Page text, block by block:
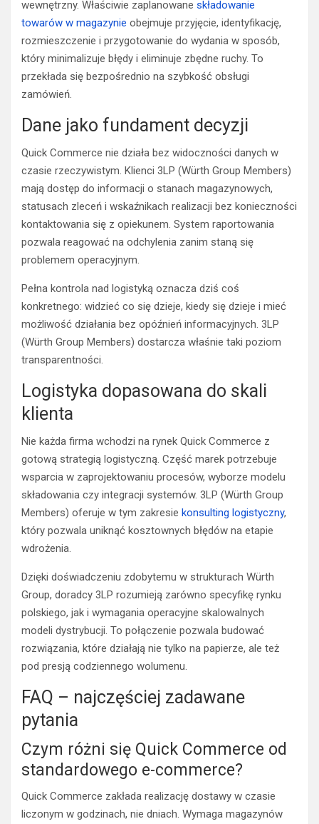
wewnętrzny. Właściwie zaplanowane składowanie
towarów w magazynie obejmuje przyjęcie, identyfikację,
rozmieszczenie i przygotowanie do wydania w sposób,
który minimalizuje błędy i eliminuje zbędne ruchy. To
przekłada się bezpośrednio na szybkość obsługi
zamówień.
Dane jako fundament decyzji
Quick Commerce nie działa bez widoczności danych w
czasie rzeczywistym. Klienci 3LP (Würth Group Members)
mają dostęp do informacji o stanach magazynowych,
statusach zleceń i wskaźnikach realizacji bez konieczności
kontaktowania się z opiekunem. System raportowania
pozwala reagować na odchylenia zanim staną się
problemem operacyjnym.
Pełna kontrola nad logistyką oznacza dziś coś
konkretnego: widzieć co się dzieje, kiedy się dzieje i mieć
możliwość działania bez opóźnień informacyjnych. 3LP
(Würth Group Members) dostarcza właśnie taki poziom
transparentności.
Logistyka dopasowana do skali
klienta
Nie każda firma wchodzi na rynek Quick Commerce z
gotową strategią logistyczną. Część marek potrzebuje
wsparcia w zaprojektowaniu procesów, wyborze modelu
składowania czy integracji systemów. 3LP (Würth Group
Members) oferuje w tym zakresie konsulting logistyczny,
który pozwala uniknąć kosztownych błędów na etapie
wdrożenia.
Dzięki doświadczeniu zdobytemu w strukturach Würth
Group, doradcy 3LP rozumieją zarówno specyfikę rynku
polskiego, jak i wymagania operacyjne skalowalnych
modeli dystrybucji. To połączenie pozwala budować
rozwiązania, które działają nie tylko na papierze, ale też
pod presją codziennego wolumenu.
FAQ – najczęściej zadawane
pytania
Czym różni się Quick Commerce od
standardowego e-commerce?
Quick Commerce zakłada realizację dostawy w czasie
liczonym w godzinach, nie dniach. Wymaga magazynów